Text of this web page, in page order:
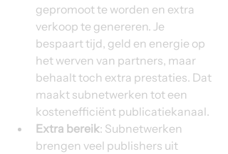
gepromoot te worden en extra
verkoop te genereren. Je
bespaart tijd, geld en energie op
het werven van partners, maar
behaalt toch extra prestaties. Dat
maakt subnetwerken tot een
kostenefficiënt publicatiekanaal.
Extra bereik: Subnetwerken
brengen veel publishers uit